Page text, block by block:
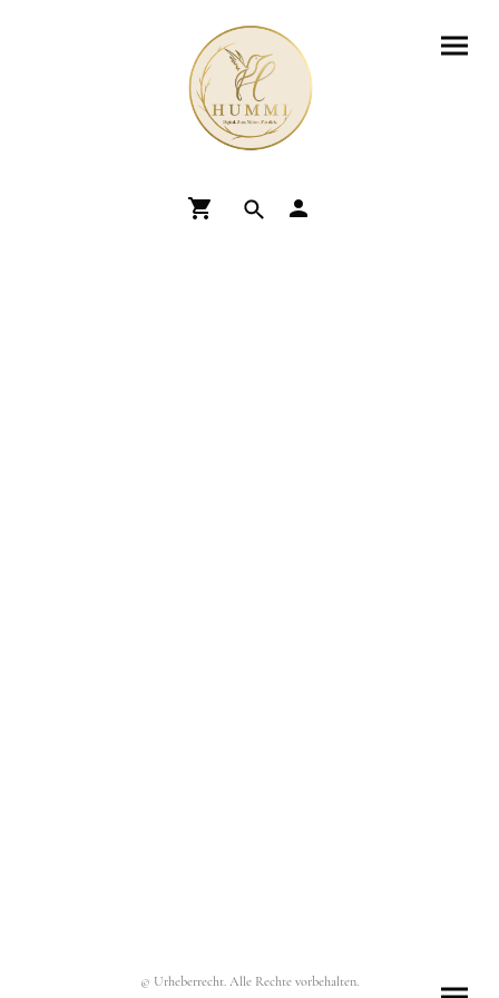
© Urheberrecht. Alle Rechte vorbehalten.